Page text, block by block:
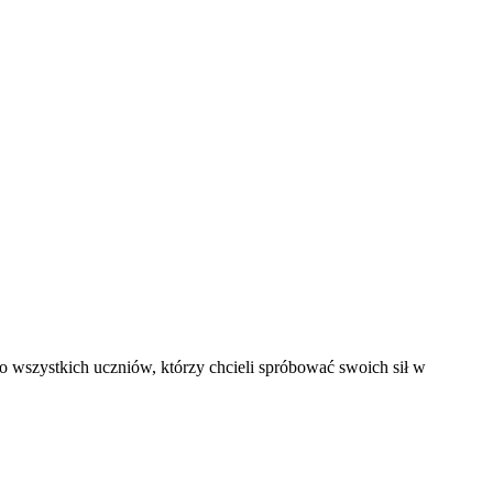
wszystkich uczniów, którzy chcieli spróbować swoich sił w